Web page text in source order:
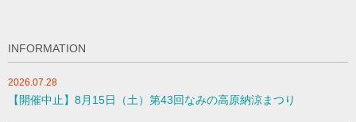
INFORMATION
2026.07.28
【開催中止】8月15日（土）第43回なみの高原納涼まつり